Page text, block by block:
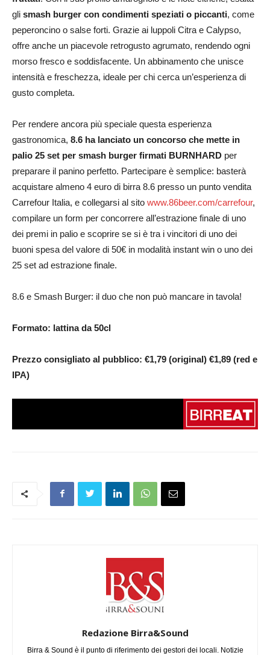
gli smash burger con condimenti speziati o piccanti, come
peperoncino o salse forti. Grazie ai luppoli Citra e Calypso,
offre anche un piacevole retrogusto agrumato, rendendo ogni
morso fresco e soddisfacente. Un abbinamento che unisce
intensità e freschezza, ideale per chi cerca un’esperienza di
gusto completa.
Per rendere ancora più speciale questa esperienza
gastronomica, 8.6 ha lanciato un concorso che mette in
palio 25 set per smash burger firmati BURNHARD per
preparare il panino perfetto. Partecipare è semplice: basterà
acquistare almeno 4 euro di birra 8.6 presso un punto vendita
Carrefour Italia, e collegarsi al sito www.86beer.com/carrefour,
compilare un form per concorrere all’estrazione finale di uno
dei premi in palio e scoprire se si è tra i vincitori di uno dei
buoni spesa del valore di 50€ in modalità instant win o uno dei
25 set ad estrazione finale.
8.6 e Smash Burger: il duo che non può mancare in tavola!
Formato: lattina da 50cl
Prezzo consigliato al pubblico: €1,79 (original) €1,89 (red e
IPA)
Redazione Birra&Sound
Birra & Sound è il punto di riferimento dei gestori dei locali. Notizie